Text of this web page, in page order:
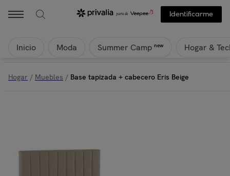
Identificarme
Inicio Moda Summer Camp new Hogar &
Hogar / Muebles / Base tapizada + cabecero Eris Beige